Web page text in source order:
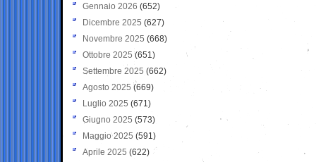
Gennaio 2026 (652)
Dicembre 2025 (627)
Novembre 2025 (668)
Ottobre 2025 (651)
Settembre 2025 (662)
Agosto 2025 (669)
Luglio 2025 (671)
Giugno 2025 (573)
Maggio 2025 (591)
Aprile 2025 (622)